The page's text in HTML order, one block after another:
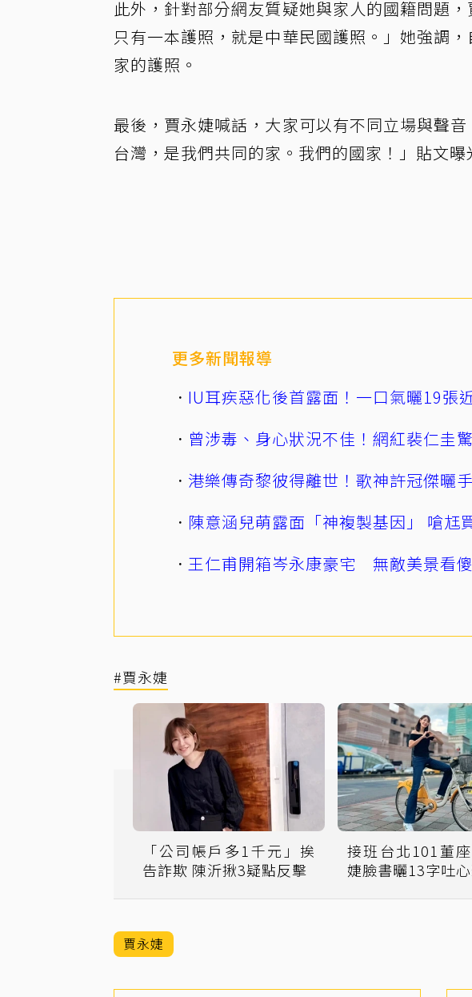
此外，針對部分網友質疑她與家人的國籍問題
只有一本護照，就是中華民國護照。」她強調
家的護照。
最後，賈永婕喊話，大家可以有不同立場與聲
台灣，是我們共同的家。我們的國家！」貼文
更多新聞報導
IU耳疾惡化後首露面！一口氣曬19張
曾涉毒、身心狀況不佳！網紅裴仁圭
港樂傳奇黎彼得離世！歌神許冠傑曬
陳意涵兒萌露面「神複製基因」 嗆尪
王仁甫開箱岑永康豪宅 無敵美景看
#賈永婕
「公司帳戶多1千元」挨
告詐欺 陳沂揪3疑點反擊
接班台北101董
婕臉書曬13字吐
賈永婕